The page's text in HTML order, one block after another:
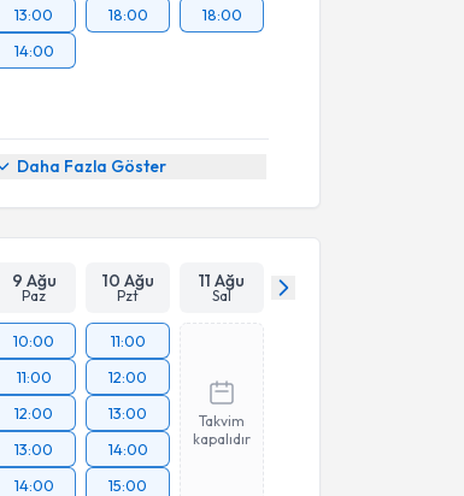
13:00
14:00
18:00
18:00
Daha Fazla Göster
9 Ağu
Paz
10 Ağu
Pzt
11 Ağu
Sal
10:00
11:00
12:00
13:00
14:00
11:00
12:00
13:00
14:00
15:00
Takvim
kapalıdır